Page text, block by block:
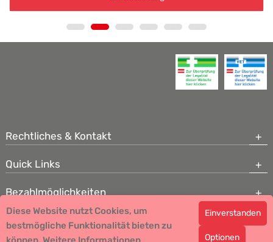
Rechtliches & Kontakt
Quick Links
Bezahlmöglichkeiten
Copyright © 2026 Team Santé Salvator Apotheke - GDP zertifiziert
Remedia Homöopathie GmbH GMP zertifizierter Arzneihersteller
Diese Website nutzt Cookies, um
bestmögliche Funktionalität bieten zu
Einverstanden
Optionen